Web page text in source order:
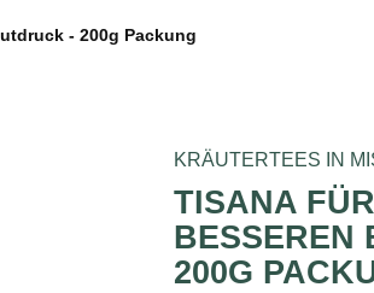
- 200g Packung
KRÄUTERTEES IN
TISANA
BESSEREN
200G